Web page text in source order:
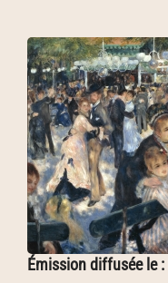
Émission diffusée le :